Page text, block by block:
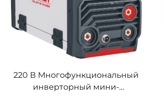
220 В Многофункциональный
инверторный мини-